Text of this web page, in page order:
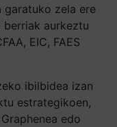
garatuko zela ere
aurkeztu
EIC, FAES
ibilbidea izan
estrategikoen,
edo